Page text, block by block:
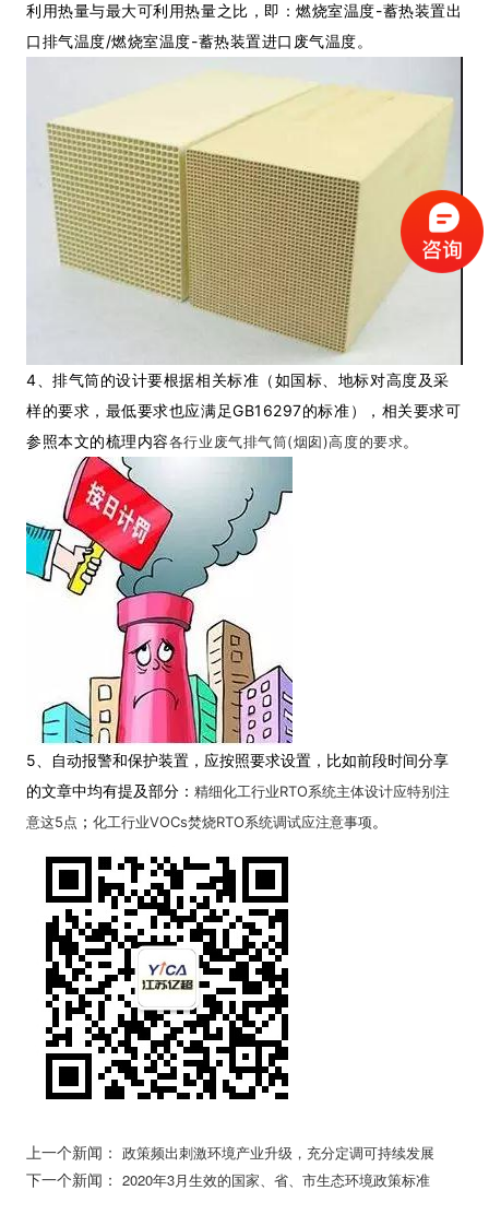
利用热量与最大可利用热量之比，即：燃烧室温度-蓄热装置出
口排气温度/燃烧室温度-蓄热装置进口废气温度。
4、排气筒的设计要根据相关标准（如国标、地标对高度及采
样的要求，最低要求也应满足GB16297的标准），相关要求可
参照本文的梳理内容各行业废气排气筒(烟囱)高度的要求。
5、自动报警和保护装置，应按照要求设置，比如前段时间分享
的文章中均有提及部分： 精细化工行业RTO系统主体设计应特别注
意这5点 ； 化工行业VOCs焚烧RTO系统调试应注意事项。
上一个新闻： 政策频出刺激环境产业升级，充分定调可持续发展
下一个新闻： 2020年3月生效的国家、省、市生态环境政策标准